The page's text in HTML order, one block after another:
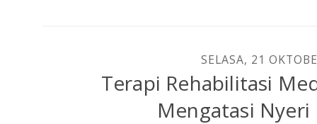
SELASA, 21
Terapi Rehabilitasi
Mengatasi Nyeri